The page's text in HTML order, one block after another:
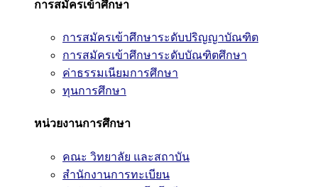
การสมัครเข้าศึกษา
การสมัครเข้าศึกษาระดับปริญญาบัณฑิต
การสมัครเข้าศึกษาระดับบัณฑิตศึกษา
ค่าธรรมเนียมการศึกษา
ทุนการศึกษา
หน่วยงานการศึกษา
คณะ วิทยาลัย และสถาบัน
สำนักงานการทะเบียน